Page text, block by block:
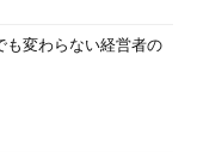
Defenderオフラ
のか？
と、「sos」オプシ
も変わらない経営者の